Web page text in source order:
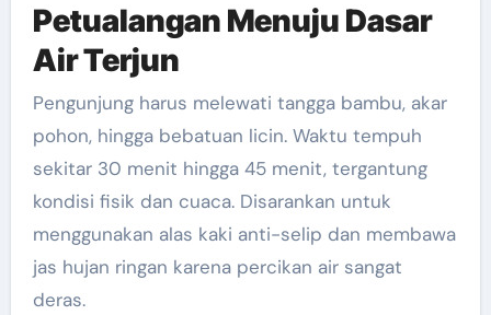
Petualangan Menuju Dasar
Air Terjun
Pengunjung harus melewati tangga bambu, akar
pohon, hingga bebatuan licin. Waktu tempuh
sekitar 30 menit hingga 45 menit, tergantung
kondisi fisik dan cuaca. Disarankan untuk
menggunakan alas kaki anti-selip dan membawa
jas hujan ringan karena percikan air sangat
deras.